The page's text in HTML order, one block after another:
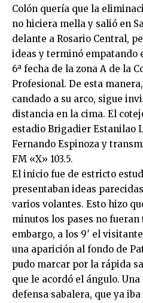
Colón quería que la
no hiciera mella y salió en
delante a Rosario Central,
ideas y terminó empatando
6ª fecha de la zona A de la
Profesional. De esta
candado a su arco, sigue
distancia en la cima. El
estadio Brigadier Estanilao
Fernando Espinoza y
FM «X» 103.5.
El inicio fue de estricto
presentaban ideas
varios volantes. Esto hizo
minutos los pases no fueran
embargo, a los 9′ el
una aparición al fondo de
pudo marcar por la rápida
que le acordó el ángulo.
defensa sabalera, que ya